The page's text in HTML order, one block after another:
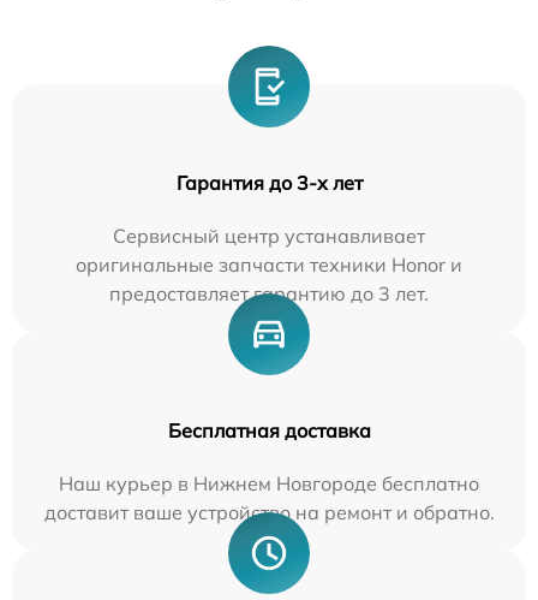
Гарантия до 3-х лет
Сервисный центр устанавливает
оригинальные запчасти техники Honor и
предоставляет гарантию до 3 лет.
Бесплатная доставка
Наш курьер в Нижнем Новгороде бесплатно
доставит ваше устройство на ремонт и обратно.